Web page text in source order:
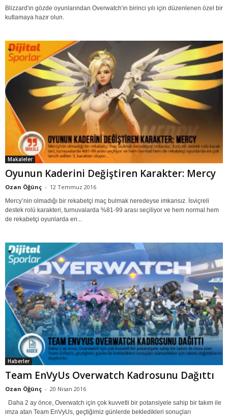
Blizzard'ın gözde oyunlarından Overwatch'ın birinci yılı için düzenlenen özel bir
kutlamaya hazır olun.
Makaleler
Oyunun Kaderini Değiştiren Karakter: Mercy
Ozan Öğünç - 12 Temmuz 2016
Mercy’nin olmadığı bir rekabetçi maç bulmak neredeyse imkansız. İsviçreli
destek rolü karakteri, turnuvalarda %81-99 arası seçiliyor ve hem normal hem
de rekabetçi oyunlarda en...
Haberler
Team EnVyUs Overwatch Kadrosunu Dağıttı
Ozan Öğünç - 20 Nisan 2016
Daha 2 ay önce, Overwatch için çok kuvvetli bir potansiyele sahip bir takım ile
imza atan Team EnVyUs, geçtiğimiz günlerde bekledikleri sonuçları